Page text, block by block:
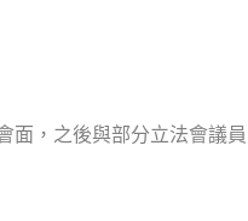
面，之後與部分立法會議員